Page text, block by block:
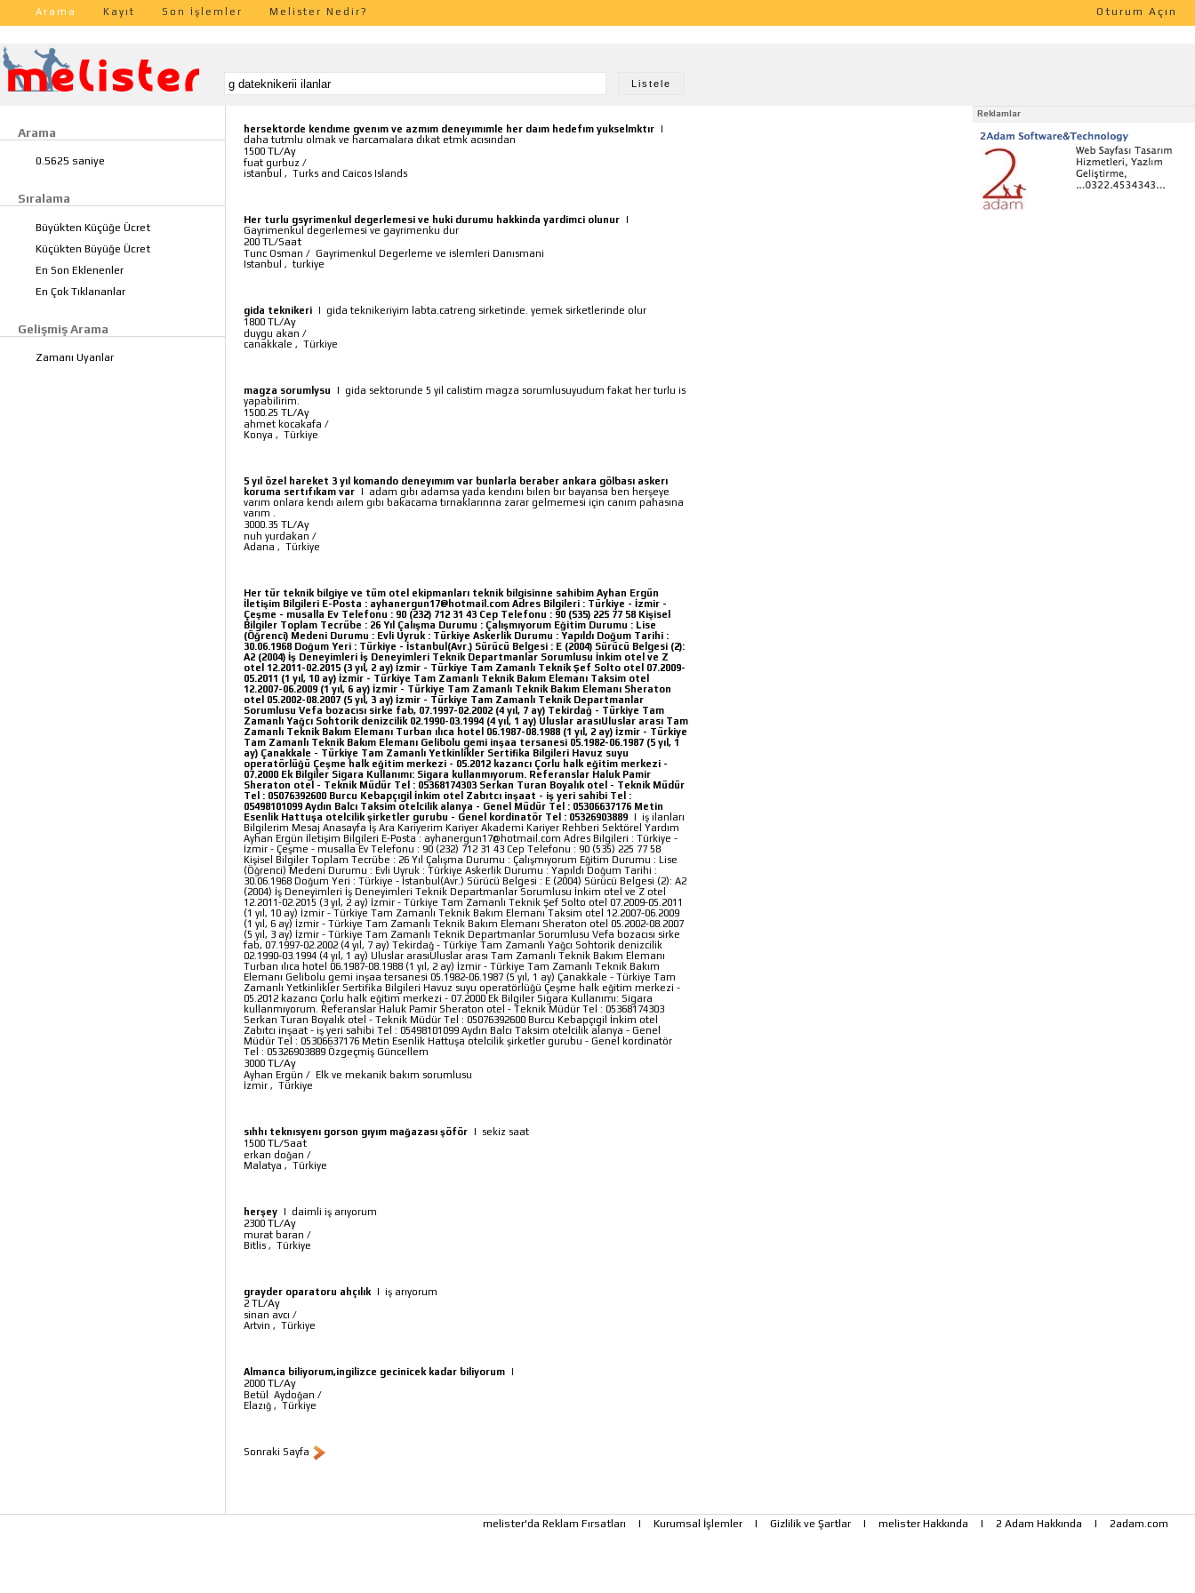
Arama Kayıt Son İşlemler Melister Nedir? Oturum Açın
Arama
0.5625 saniye
Sıralama
Büyükten Küçüğe Ücret
Küçükten Büyüğe Ücret
En Son Eklenenler
En Çok Tıklananlar
Gelişmiş Arama
Zamanı Uyanlar
hersektorde kendıme gvenım ve azmım deneyımımle her daım hedefım yukselmktır |
daha tutmlu olmak ve harcamalara dıkat etmk acısından
1500 TL/Ay
fuat gurbuz /
istanbul , Turks and Caicos Islands
Her turlu gsyrimenkul degerlemesi ve huki durumu hakkinda yardimci olunur |
Gayrimenkul degerlemesi ve gayrimenku dur
200 TL/Saat
Tunc Osman / Gayrimenkul Degerleme ve islemleri Danısmani
Istanbul ,turkiye
gida teknikeri | gida teknikeriyim labta.catreng sirketinde. yemek sirketlerinde olur
1800 TL/Ay
duygu akan /
canakkale , Türkiye
magza sorumlysu | gida sektorunde 5 yil calistim magza sorumlusuyudum fakat her turlu is
yapabilirim.
1500.25 TL/Ay
ahmet kocakafa /
Konya , Türkiye
5 yıl özel hareket 3 yıl komando deneyımım var bunlarla beraber ankara gölbası askerı
koruma sertıfıkam var | adam gıbı adamsa yada kendını bılen bır bayansa ben herşeye
varım onlara kendı aılem gıbı bakacama tırnaklarınna zarar gelmemesi için canım pahasına
varım .
3000.35 TL/Ay
nuh yurdakan /
Adana , Türkiye
Her tür teknik bilgiye ve tüm otel ekipmanları teknik bilgisinne sahibim Ayhan Ergün
İletişim Bilgileri E-Posta : ayhanergun17@hotmail.com Adres Bilgileri : Türkiye - İzmir -
Çeşme - musalla Ev Telefonu : 90 (232) 712 31 43 Cep Telefonu : 90 (535) 225 77 58 Kişisel
Bilgiler Toplam Tecrübe : 26 Yıl Çalışma Durumu : Çalışmıyorum Eğitim Durumu : Lise
(Öğrenci) Medeni Durumu : Evli Uyruk : Türkiye Askerlik Durumu : Yapıldı Doğum Tarihi :
30.06.1968 Doğum Yeri : Türkiye - İstanbul(Avr.) Sürücü Belgesi : E (2004) Sürücü Belgesi (2):
A2 (2004) İş Deneyimleri İş Deneyimleri Teknik Departmanlar Sorumlusu İnkim otel ve Z
otel 12.2011-02.2015 (3 yıl, 2 ay) İzmir - Türkiye Tam Zamanlı Teknik Şef Solto otel 07.2009-
05.2011 (1 yıl, 10 ay) İzmir - Türkiye Tam Zamanlı Teknik Bakım Elemanı Taksim otel
12.2007-06.2009 (1 yıl, 6 ay) İzmir - Türkiye Tam Zamanlı Teknik Bakım Elemanı Sheraton
otel 05.2002-08.2007 (5 yıl, 3 ay) İzmir - Türkiye Tam Zamanlı Teknik Departmanlar
Sorumlusu Vefa bozacısı sirke fab, 07.1997-02.2002 (4 yıl, 7 ay) Tekirdağ - Türkiye Tam
Zamanlı Yağcı Sohtorik denizcilik 02.1990-03.1994 (4 yıl, 1 ay) Uluslar arasıUluslar arası Tam
Zamanlı Teknik Bakım Elemanı Turban ılıca hotel 06.1987-08.1988 (1 yıl, 2 ay) İzmir - Türkiye
Tam Zamanlı Teknik Bakım Elemanı Gelibolu gemi inşaa tersanesi 05.1982-06.1987 (5 yıl, 1
ay) Çanakkale - Türkiye Tam Zamanlı Yetkinlikler Sertifika Bilgileri Havuz suyu
operatörlüğü Çeşme halk eğitim merkezi - 05.2012 kazancı Çorlu halk eğitim merkezi -
07.2000 Ek Bilgiler Sigara Kullanımı: Sigara kullanmıyorum. Referanslar Haluk Pamir
Sheraton otel - Teknik Müdür Tel : 05368174303 Serkan Turan Boyalık otel - Teknik Müdür
Tel : 05076392600 Burcu Kebapçıgil İnkim otel Zabıtcı inşaat - iş yeri sahibi Tel :
05498101099 Aydın Balcı Taksim otelcilik alanya - Genel Müdür Tel : 05306637176 Metin
Esenlik Hattuşa otelcilik şirketler gurubu - Genel kordinatör Tel : 05326903889 | iş ilanları
Bilgilerim Mesaj Anasayfa İş Ara Kariyerim Kariyer Akademi Kariyer Rehberi Sektörel Yardım
Ayhan Ergün İletişim Bilgileri E-Posta : ayhanergun17@hotmail.com Adres Bilgileri : Türkiye -
İzmir - Çeşme - musalla Ev Telefonu : 90 (232) 712 31 43 Cep Telefonu : 90 (535) 225 77 58
Kişisel Bilgiler Toplam Tecrübe : 26 Yıl Çalışma Durumu : Çalışmıyorum Eğitim Durumu : Lise
(Öğrenci) Medeni Durumu : Evli Uyruk : Türkiye Askerlik Durumu : Yapıldı Doğum Tarihi :
30.06.1968 Doğum Yeri : Türkiye - İstanbul(Avr.) Sürücü Belgesi : E (2004) Sürücü Belgesi (2): A2
(2004) İş Deneyimleri İş Deneyimleri Teknik Departmanlar Sorumlusu İnkim otel ve Z otel
12.2011-02.2015 (3 yıl, 2 ay) İzmir - Türkiye Tam Zamanlı Teknik Şef Solto otel 07.2009-05.2011
(1 yıl, 10 ay) İzmir - Türkiye Tam Zamanlı Teknik Bakım Elemanı Taksim otel 12.2007-06.2009
(1 yıl, 6 ay) İzmir - Türkiye Tam Zamanlı Teknik Bakım Elemanı Sheraton otel 05.2002-08.2007
(5 yıl, 3 ay) İzmir - Türkiye Tam Zamanlı Teknik Departmanlar Sorumlusu Vefa bozacısı sirke
fab, 07.1997-02.2002 (4 yıl, 7 ay) Tekirdağ - Türkiye Tam Zamanlı Yağcı Sohtorik denizcilik
02.1990-03.1994 (4 yıl, 1 ay) Uluslar arasıUluslar arası Tam Zamanlı Teknik Bakım Elemanı
Turban ılıca hotel 06.1987-08.1988 (1 yıl, 2 ay) İzmir - Türkiye Tam Zamanlı Teknik Bakım
Elemanı Gelibolu gemi inşaa tersanesi 05.1982-06.1987 (5 yıl, 1 ay) Çanakkale - Türkiye Tam
Zamanlı Yetkinlikler Sertifika Bilgileri Havuz suyu operatörlüğü Çeşme halk eğitim merkezi -
05.2012 kazancı Çorlu halk eğitim merkezi - 07.2000 Ek Bilgiler Sigara Kullanımı: Sigara
kullanmıyorum. Referanslar Haluk Pamir Sheraton otel - Teknik Müdür Tel : 05368174303
Serkan Turan Boyalık otel - Teknik Müdür Tel : 05076392600 Burcu Kebapçıgil İnkim otel
Zabıtcı inşaat - iş yeri sahibi Tel : 05498101099 Aydın Balcı Taksim otelcilik alanya - Genel
Müdür Tel : 05306637176 Metin Esenlik Hattuşa otelcilik şirketler gurubu - Genel kordinatör
Tel : 05326903889 Özgeçmiş Güncellem
3000 TL/Ay
Ayhan Ergün / Elk ve mekanik bakım sorumlusu
İzmir , Türkiye
sıhhı teknısyenı gorson gıyım mağazası şöför | sekiz saat
1500 TL/Saat
erkan doğan /
Malatya , Türkiye
herşey | daimli iş arıyorum
2300 TL/Ay
murat baran /
Bitlis , Türkiye
grayder oparatoru ahçılık | iş arıyorum
2 TL/Ay
sinan avcı /
Artvin , Türkiye
Almanca biliyorum,ingilizce gecinicek kadar biliyorum |
2000 TL/Ay
Betül Aydoğan /
Elazığ , Türkiye
Sonraki Sayfa
Reklamlar
melister'da Reklam Fırsatları | Kurumsal İşlemler | Gizlilik ve Şartlar | melister Hakkında | 2 Adam Hakkında | 2adam.com